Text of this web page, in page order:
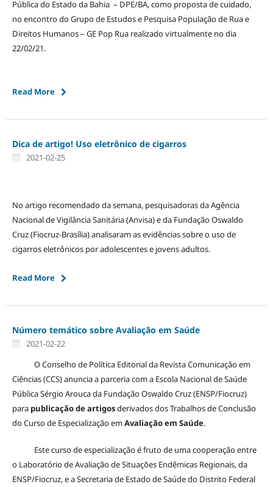
Pública do Estado da Bahia – DPE/BA, como proposta de cuidado,
no encontro do Grupo de Estudos e Pesquisa População de Rua e
Direitos Humanos – GE Pop Rua realizado virtualmente no dia
22/02/21.
Read More
Dica de artigo! Uso eletrônico de cigarros
2021-02-25
No artigo recomendado da semana, pesquisadoras da Agência
Nacional de Vigilância Sanitária (Anvisa) e da Fundação Oswaldo
Cruz (Fiocruz-Brasília) analisaram as evidências sobre o uso de
cigarros eletrônicos por adolescentes e jovens adultos.
Read More
Número temático sobre Avaliação em Saúde
2021-02-22
O Conselho de Política Editorial da Revista Comunicação em
Ciências (CCS) anuncia a parceria com a Escola Nacional de Saúde
Pública Sérgio Arouca da Fundação Oswaldo Cruz (ENSP/Fiocruz)
para publicação de artigosderivados dos Trabalhos de Conclusão
do Curso de Especialização emAvaliação em Saúde.
Este curso de especialização é fruto de uma cooperação entre
o Laboratório de Avaliação de Situações Endêmicas Regionais, da
ENSP/Fiocruz, e a Secretaria de Estado de Saúde do Distrito Federal